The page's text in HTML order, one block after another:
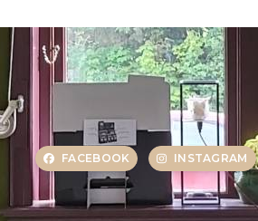
FACEBOOK INSTAGRAM